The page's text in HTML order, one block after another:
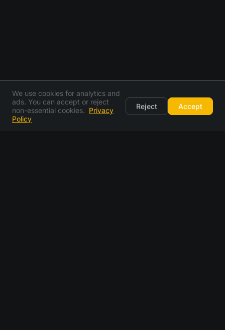
We use cookies for analytics and
ads. You can accept or reject
non-essential cookies. Privacy
Policy
Reject Accept